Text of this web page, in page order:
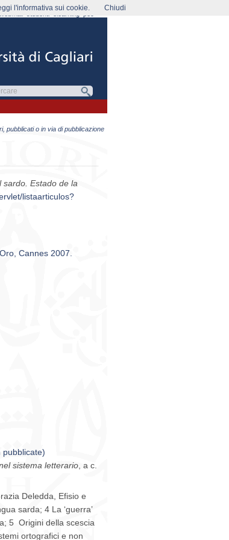
webmail
pubblicati o in via di pubblicazione
sardo. Estado de la
listaarticulos?
Cannes 2007.
pubblicate)
sistema letterario, a c.
Deledda, Efisio e
sarda; 4 La ‘guerra’
5 Origini della scescia
ortografici e non
l'informativa sui cookie. Chiudi